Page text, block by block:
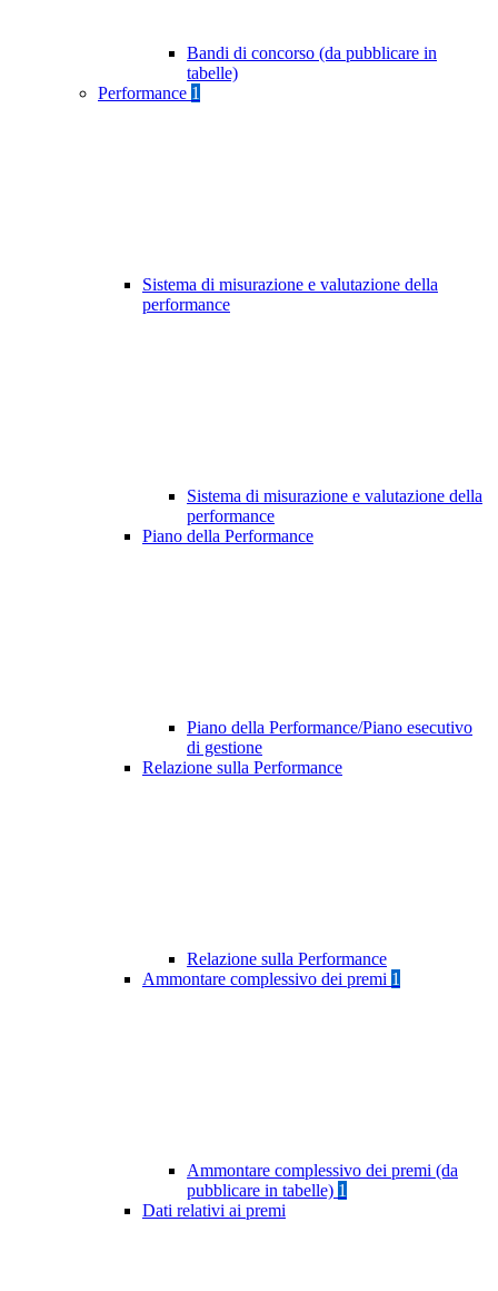
Bandi di concorso (da pubblicare in
tabelle)
Performance 1
Sistema di misurazione e valutazione della
performance
Sistema di misurazione e valutazione della
performance
Piano della Performance
Piano della Performance/Piano esecutivo
di gestione
Relazione sulla Performance
Relazione sulla Performance
Ammontare complessivo dei premi 1
Ammontare complessivo dei premi (da
pubblicare in tabelle) 1
Dati relativi ai premi